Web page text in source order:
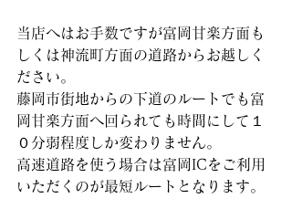
当店へはお手数ですが富岡甘楽方面も
しくは神流町方面の道路からお越しく
ださい。
藤岡市街地からの下道のルートでも富
岡甘楽方面へ回られても時間にして１
０分弱程度しか変わりません。
高速道路を使う場合は富岡ICをご利用
いただくのが最短ルートとなります。